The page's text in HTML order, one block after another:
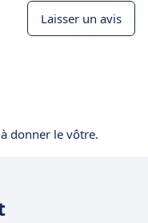
Laisser un avis
donner le vôtre.